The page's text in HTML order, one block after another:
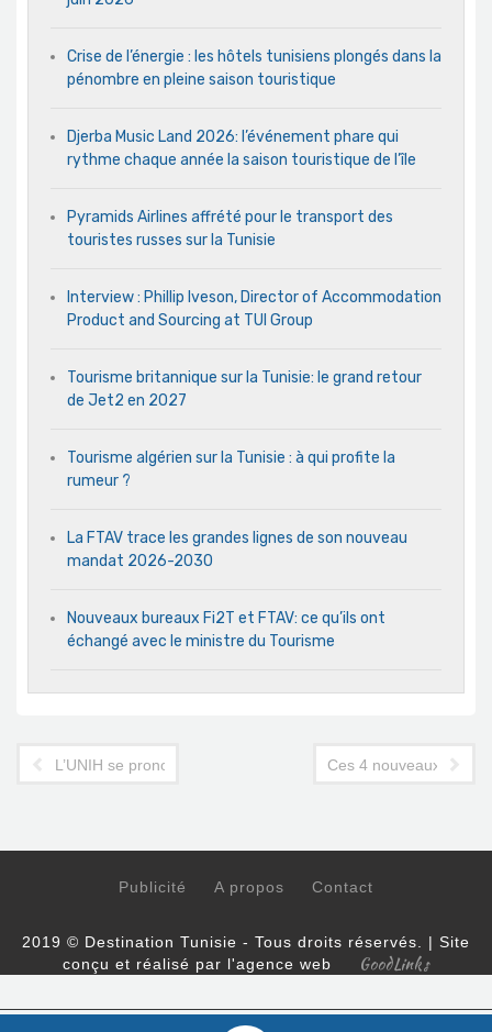
Crise de l’énergie : les hôtels tunisiens plongés dans la
pénombre en pleine saison touristique
Djerba Music Land 2026: l’événement phare qui
rythme chaque année la saison touristique de l’île
Pyramids Airlines affrété pour le transport des
touristes russes sur la Tunisie
Interview : Phillip Iveson, Director of Accommodation
Product and Sourcing at TUI Group
Tourisme britannique sur la Tunisie: le grand retour
de Jet2 en 2027
Tourisme algérien sur la Tunisie : à qui profite la
rumeur ?
La FTAV trace les grandes lignes de son nouveau
mandat 2026-2030
Nouveaux bureaux Fi2T et FTAV: ce qu’ils ont
échangé avec le ministre du Tourisme
L’UNIH se prononce sur les créances de Thomas Cook en
Ces 4 nouveaux
Publicité A propos Contact
2019 © Destination Tunisie - Tous droits réservés. | Site
conçu et réalisé par l'agence web
GoodLinks